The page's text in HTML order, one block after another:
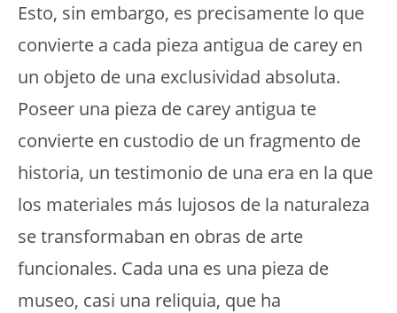
Esto, sin embargo, es precisamente lo que
convierte a cada pieza antigua de carey en
un objeto de una exclusividad absoluta.
Poseer una pieza de carey antigua te
convierte en custodio de un fragmento de
historia, un testimonio de una era en la que
los materiales más lujosos de la naturaleza
se transformaban en obras de arte
funcionales. Cada una es una pieza de
museo, casi una reliquia, que ha